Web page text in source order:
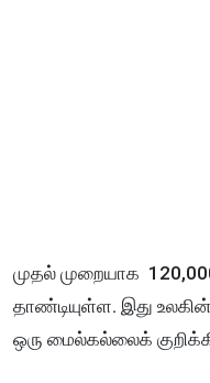
முதல் முறையாக
தாண்டியுள்ள. இது
ஒரு மைல்கல்லைக்